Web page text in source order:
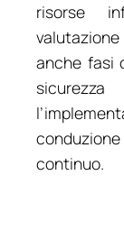
risorse
anche fasi
continuo.